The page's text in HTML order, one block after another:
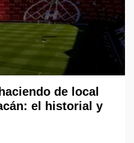
de local
el historial y